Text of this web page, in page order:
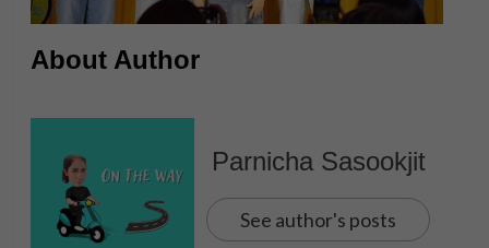
About Author
Parnicha Sasookjit
See author's posts